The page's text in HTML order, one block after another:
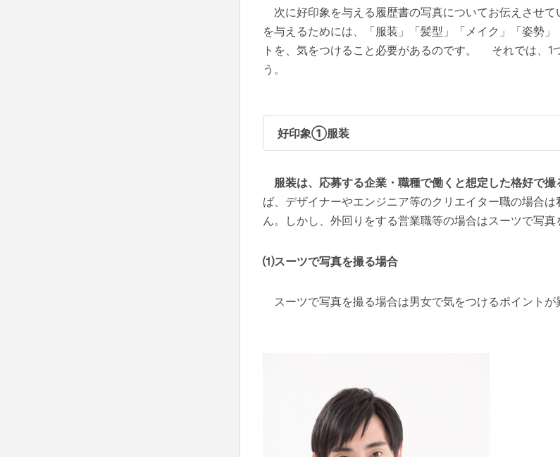
次に好印象を与える履歴書の写真についてお伝えさせ
を与えるためには、「服装」「髪型」「メイク」「姿勢
トを、気をつけること必要があるのです。 それでは、1
う。
好印象➀服装
服装は、応募する企業・職種で働くと想定した格好で撮
ば、デザイナーやエンジニア等のクリエイター職の場合
ん。しかし、外回りをする営業職等の場合はスーツで写真
⑴スーツで写真を撮る場合
スーツで写真を撮る場合は男女で気をつけるポイントが